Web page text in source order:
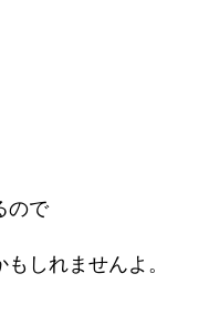
ので
しれませんよ。